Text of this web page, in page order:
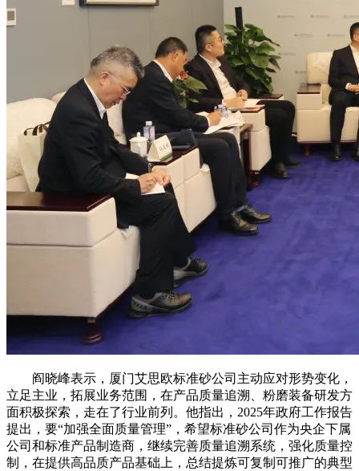
阎晓峰表示，厦门艾思欧标准砂公司主动应对形势变化，
立足主业，拓展业务范围，在产品质量追溯、粉磨装备研发方
面积极探索，走在了行业前列。他指出，2025年政府工作报告
提出，要“加强全面质量管理”，希望标准砂公司作为央企下属
公司和标准产品制造商，继续完善质量追溯系统，强化质量控
制，在提供高品质产品基础上，总结提炼可复制可推广的典型